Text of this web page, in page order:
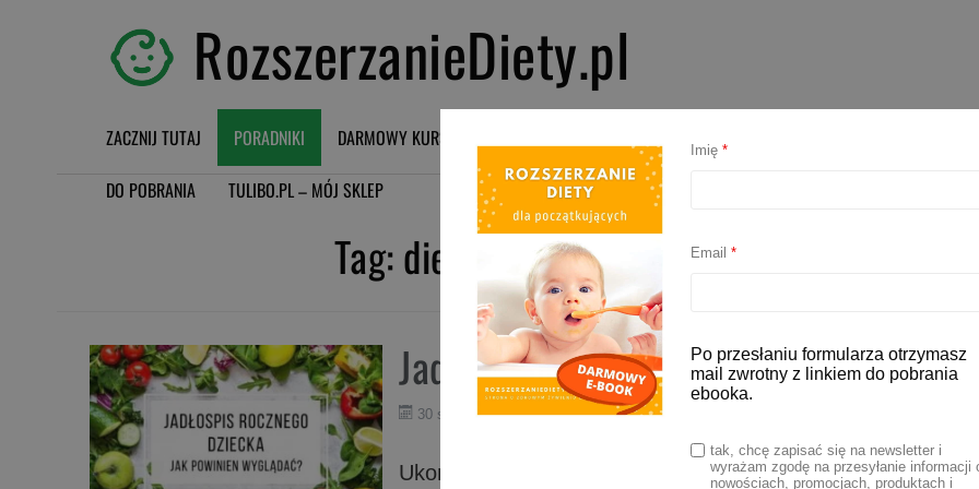
RozszerzanieDiety.pl
ZACZNIJ TUTAJ PORADNIKI DARMOWY KURS BLW
DO POBRANIA
TULIBO.PL – MÓJ SKLEP
Tag:dieta dziecka po roku
Jadłospis rocznego dziecka
30 sierpnia 2022
Ukończenie pierwszego roku życia to przełomowy moment
Imię *
Email *
Po przesłaniu formularza otrzymasz
mail zwrotny z linkiem do pobrania
ebooka.
tak, chcę zapisać się na newsletter i
wyrażam zgodę na przesyłanie informacji
nowościach, promocjach, produktach i